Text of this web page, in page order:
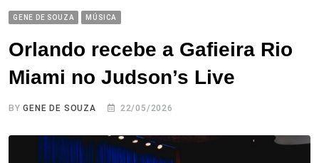
GENE DE SOUZA MÚSICA
Orlando recebe a Gafieira Rio
Miami no Judson’s Live
BYGENE DE SOUZA 22/05/2026